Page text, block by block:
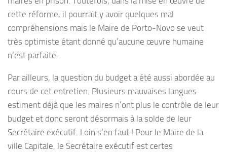
cette réforme, il pourrait y avoir quelques mal
compréhensions mais le Maire de Porto-Novo se veut
très optimiste étant donné qu’aucune œuvre humaine
n’est parfaite.
Par ailleurs, la question du budget a été aussi abordée au
cours de cet entretien. Plusieurs mauvaises langues
estiment déjà que les maires n’ont plus le contrôle de leur
budget et donc seront désormais à la solde de leur
Secrétaire exécutif. Loin s’en faut ! Pour le Maire de la
ville Capitale, le Secrétaire exécutif est certes